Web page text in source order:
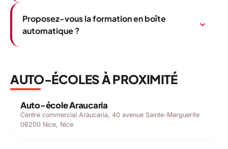
Proposez-vous la formation en boîte
automatique ?
expand_more
AUTO-ÉCOLES À PROXIMITÉ
Auto-école Araucaria
Centre commercial Araucaria, 40 avenue Sainte-Marguerite
06200 Nice, Nice